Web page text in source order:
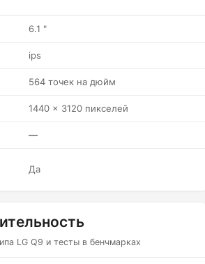
6.1 "
ips
564 точек на дюйм
1440 x 3120 пикселей
—
Да
LG Q9 и тесты в бенчмарках